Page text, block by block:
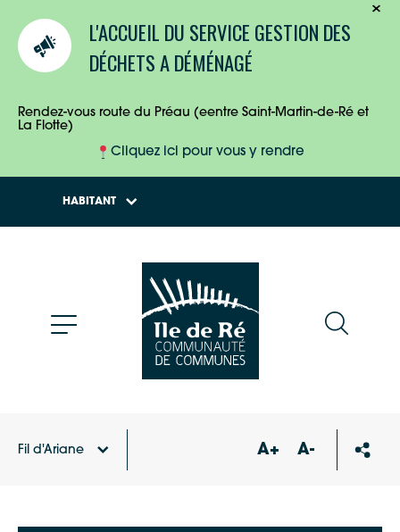
L'ACCUEIL DU SERVICE GESTION DES
DÉCHETS A DÉMÉNAGÉ
Rendez-vous route du Préau (eentre Saint-Martin-de-Ré et
La Flotte)
Cliquez ici pour vous y rendre
HABITANT
ENTREPRISES
Fil d'Ariane A+ A-